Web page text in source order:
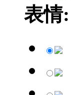
表情: